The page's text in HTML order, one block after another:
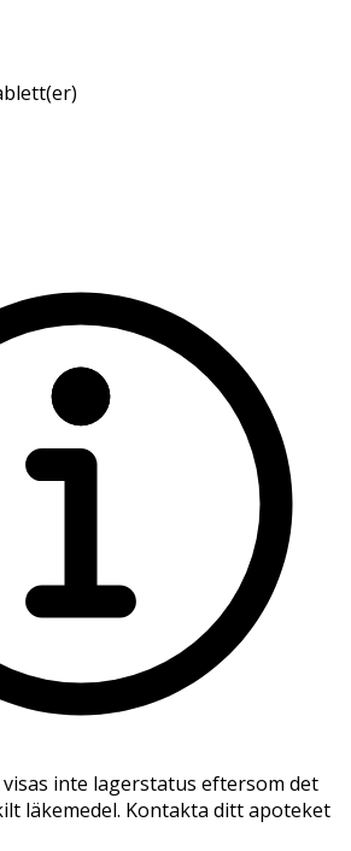
inte lagerstatus eftersom det
läkemedel. Kontakta ditt apoteket